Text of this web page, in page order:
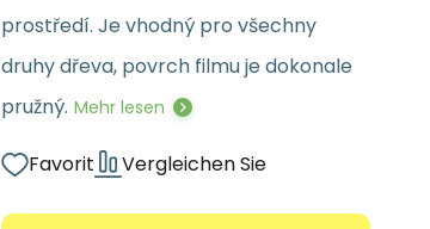
prostředí. Je vhodný pro všechny
druhy dřeva, povrch filmu je dokonale
pružný. Mehr lesen
Favorit Vergleichen Sie